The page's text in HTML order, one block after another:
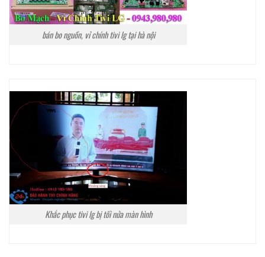
bán bo nguồn, vỉ chính tivi lg tại hà nội
Khắc phục tivi lg bị tối nửa màn hình